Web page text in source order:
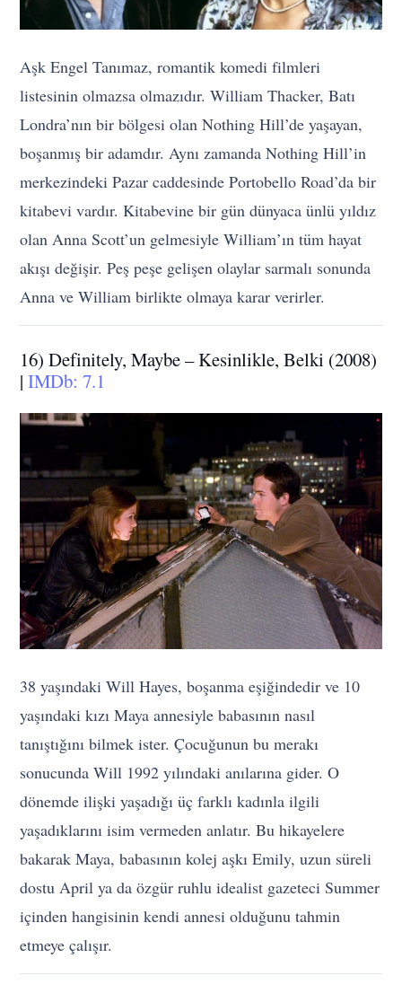
Aşk Engel Tanımaz, romantik komedi filmleri
listesinin olmazsa olmazıdır. William Thacker, Batı
Londra’nın bir bölgesi olan Nothing Hill’de yaşayan,
boşanmış bir adamdır. Aynı zamanda Nothing Hill’in
merkezindeki Pazar caddesinde Portobello Road’da bir
kitabevi vardır. Kitabevine bir gün dünyaca ünlü yıldız
olan Anna Scott’un gelmesiyle William’ın tüm hayat
akışı değişir. Peş peşe gelişen olaylar sarmalı sonunda
Anna ve William birlikte olmaya karar verirler.
16) Definitely, Maybe – Kesinlikle, Belki (2008)
|IMDb: 7.1
38 yaşındaki Will Hayes, boşanma eşiğindedir ve 10
yaşındaki kızı Maya annesiyle babasının nasıl
tanıştığını bilmek ister. Çocuğunun bu merakı
sonucunda Will 1992 yılındaki anılarına gider. O
dönemde ilişki yaşadığı üç farklı kadınla ilgili
yaşadıklarını isim vermeden anlatır. Bu hikayelere
bakarak Maya, babasının kolej aşkı Emily, uzun süreli
dostu April ya da özgür ruhlu idealist gazeteci Summer
içinden hangisinin kendi annesi olduğunu tahmin
etmeye çalışır.